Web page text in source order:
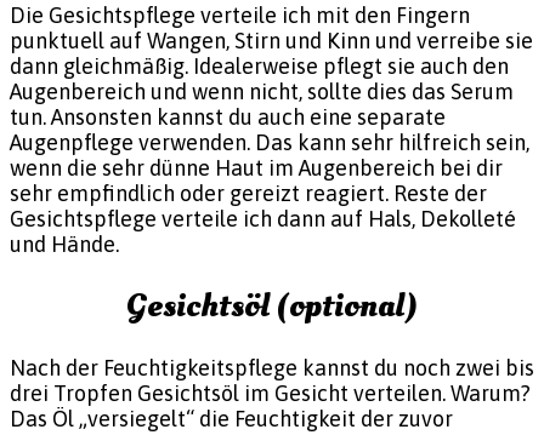
Die Gesichtspflege verteile ich mit den Fingern
punktuell auf Wangen, Stirn und Kinn und verreibe sie
dann gleichmäßig. Idealerweise pflegt sie auch den
Augenbereich und wenn nicht, sollte dies das Serum
tun. Ansonsten kannst du auch eine separate
Augenpflege verwenden. Das kann sehr hilfreich sein,
wenn die sehr dünne Haut im Augenbereich bei dir
sehr empfindlich oder gereizt reagiert. Reste der
Gesichtspflege verteile ich dann auf Hals, Dekolleté
und Hände.
Gesichtsöl (optional)
Nach der Feuchtigkeitspflege kannst du noch zwei bis
drei Tropfen Gesichtsöl im Gesicht verteilen. Warum?
Das Öl „versiegelt“ die Feuchtigkeit der zuvor